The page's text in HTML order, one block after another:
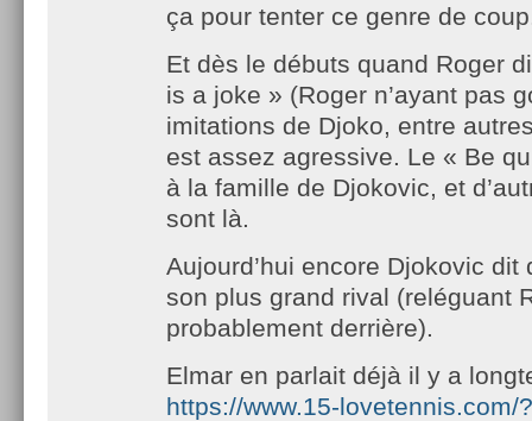
ça pour tenter ce genre de
Et dès le débuts quand Roger
is a joke » (Roger n’ayant pas
imitations de Djoko, entre
est assez agressive. Le « Be
à la famille de Djokovic, et
sont là.
Aujourd’hui encore Djokovic dit
son plus grand rival (reléguant
probablement derrière).
Elmar en parlait déjà il y a
https://www.15-lovetennis.com/?